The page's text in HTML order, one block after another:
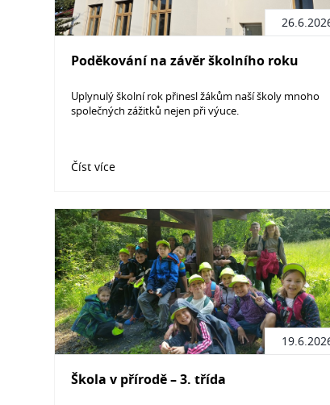
Poděkování na závěr školního roku
Uplynulý školní rok přinesl žákům naší školy mnoho
společných zážitků nejen při výuce.
Číst více
Škola v přírodě – 3. třída